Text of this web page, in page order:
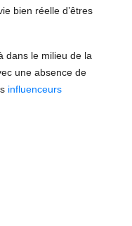
bien réelle d’êtres
dans le milieu de la
une absence de
influenceurs